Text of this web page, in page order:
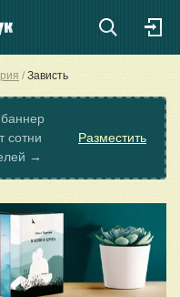
Зависть
сотни
→
Разместить